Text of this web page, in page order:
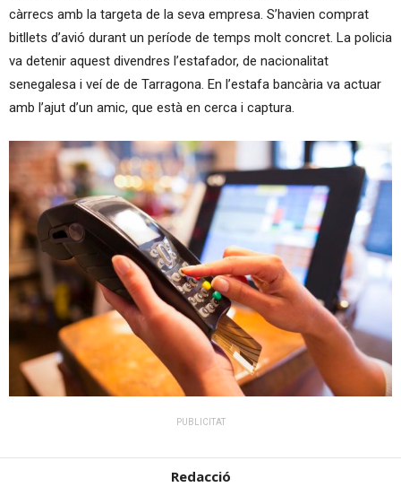
càrrecs amb la targeta de la seva empresa. S’havien comprat
bitllets d’avió durant un període de temps molt concret. La policia
va detenir aquest divendres l’estafador, de nacionalitat
senegalesa i veí de de Tarragona. En l’estafa bancària va actuar
amb l’ajut d’un amic, que està en cerca i captura.
PUBLICITAT
Redacció